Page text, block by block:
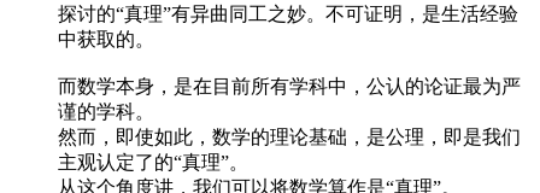
探讨的“真理”有异曲同工之妙。不可证明，是生活经验
中获取的。
而数学本身，是在目前所有学科中，公认的论证最为严
谨的学科。
然而，即使如此，数学的理论基础，是公理，即是我们
主观认定了的“真理”。
从这个角度讲，我们可以将数学算作是“真理”。